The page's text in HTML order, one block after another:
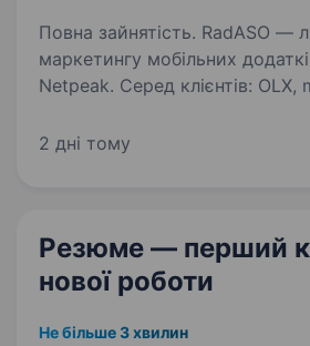
Повна зайнятість. RadASO — лідер у сфері
маркетингу мобільних
Netpeak. Серед клієнтів: OLX,
Ми у пошуках талановитого
2 дні тому
Резюме — перший
нової роботи
Не більше 3 хвилин